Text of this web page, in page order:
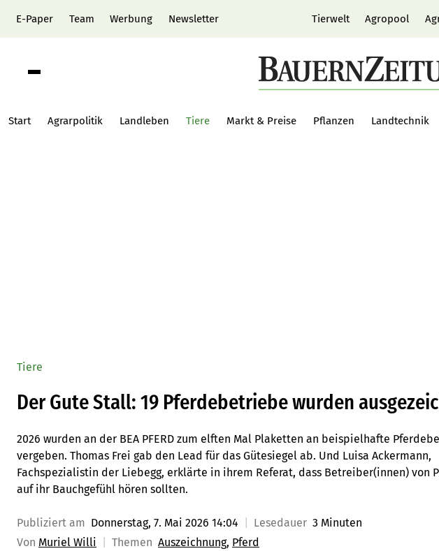
E-Paper Team Werbung Newsletter Tierwelt Agropool
Start Agrarpolitik Landleben Tiere Markt & Preise Pflanzen Landtechnik
Tiere
Der Gute Stall: 19 Pferdebetriebe wurden
2026 wurden an der BEA PFERD zum elften Mal Plaketten an beispielhafte
vergeben. Thomas Frei gab den Lead für das Gütesiegel ab. Und Luisa Ackermann,
Fachspezialistin der Liebegg, erklärte in ihrem Referat, dass Betreiber(innen) von
auf ihr Bauchgefühl hören sollten.
Publiziert am Donnerstag, 7. Mai 2026 14:04 Lesedauer 3 Minuten
Von Muriel Willi Themen Auszeichnung Pferd